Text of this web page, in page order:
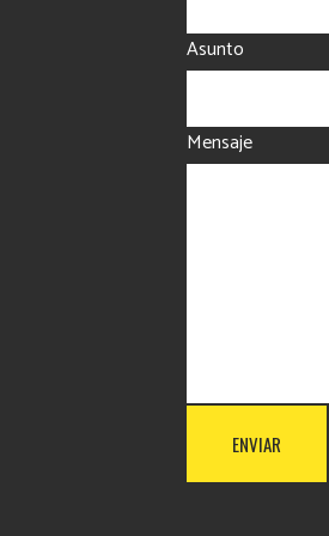
Asunto
Mensaje